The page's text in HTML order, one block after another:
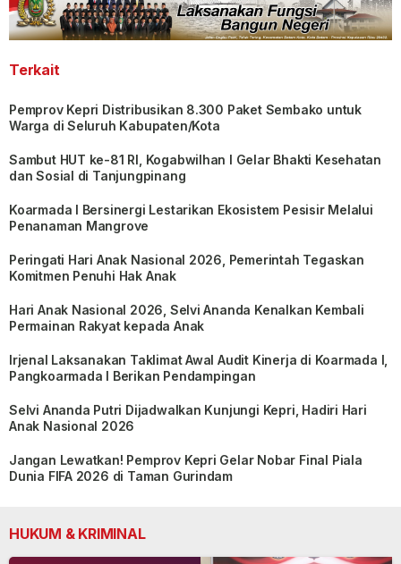
Terkait
Pemprov Kepri Distribusikan 8.300 Paket Sembako untuk
Warga di Seluruh Kabupaten/Kota
Sambut HUT ke-81 RI, Kogabwilhan I Gelar Bhakti Kesehatan
dan Sosial di Tanjungpinang
Koarmada I Bersinergi Lestarikan Ekosistem Pesisir Melalui
Penanaman Mangrove
Peringati Hari Anak Nasional 2026, Pemerintah Tegaskan
Komitmen Penuhi Hak Anak
Hari Anak Nasional 2026, Selvi Ananda Kenalkan Kembali
Permainan Rakyat kepada Anak
Irjenal Laksanakan Taklimat Awal Audit Kinerja di Koarmada I,
Pangkoarmada I Berikan Pendampingan
Selvi Ananda Putri Dijadwalkan Kunjungi Kepri, Hadiri Hari
Anak Nasional 2026
Jangan Lewatkan! Pemprov Kepri Gelar Nobar Final Piala
Dunia FIFA 2026 di Taman Gurindam
HUKUM & KRIMINAL